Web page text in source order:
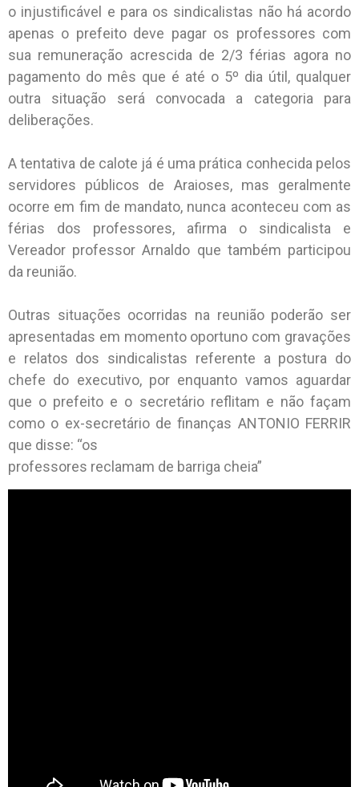
o injustificável e para os sindicalistas não há acordo
apenas o prefeito deve pagar os professores com
sua remuneração acrescida de 2/3 férias agora no
pagamento do mês que é até o 5º dia útil, qualquer
outra situação será convocada a categoria para
deliberações.
A tentativa de calote já é uma prática conhecida pelos
servidores públicos de Araioses, mas geralmente
ocorre em fim de mandato, nunca aconteceu com as
férias dos professores, afirma o sindicalista e
Vereador professor Arnaldo que também participou
da reunião.
Outras situações ocorridas na reunião poderão ser
apresentadas em momento oportuno com gravações
e relatos dos sindicalistas referente a postura do
chefe do executivo, por enquanto vamos aguardar
que o prefeito e o secretário reflitam e não façam
como o ex-secretário de finanças ANTONIO FERRIR
que disse: “os
professores reclamam de barriga cheia”